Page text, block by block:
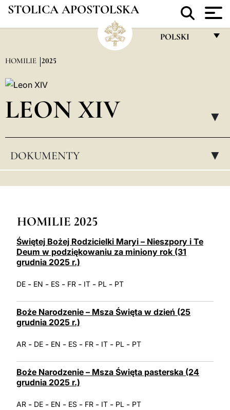
STOLICA APOSTOLSKA
POLSKI
ESPAÑOL
HOMILIE 2025
LEON XIV ▸
DOKUMENTY ▸
HOMILIE 2025
Świętej Bożej Rodzicielki Maryi – Nieszpory i Te
Deum w podziękowaniu za miniony rok (31
grudnia 2025 r.)
DE - EN - ES - FR - IT - PL - PT
Boże Narodzenie – Msza Święta w dzień (25
grudnia 2025 r.)
AR - DE - EN - ES - FR - IT - PL - PT
Boże Narodzenie – Msza Święta pasterska (24
grudnia 2025 r.)
AR - DE - EN - ES - FR - IT - PL - PT